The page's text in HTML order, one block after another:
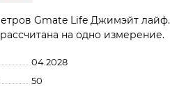
Gmate Life Джимэйт лайф.
на одно измерение.
04.2028
50